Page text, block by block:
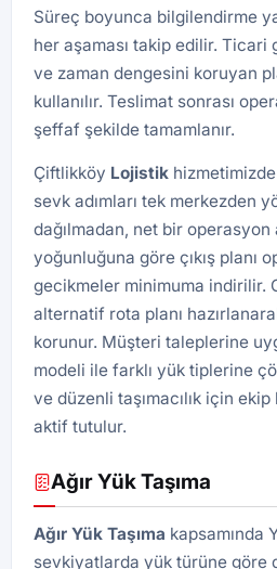
Süreç boyunca bilgilendirme
her aşaması takip edilir.
ve zaman dengesini koruyan
kullanılır. Teslimat sonrası
şeffaf şekilde tamamlanır.
Çiftlikköy Lojistik
sevk adımları tek merkezden
dağılmadan, net bir operasyon
yoğunluğuna göre çıkış planı
gecikmeler minimuma indirilir.
alternatif rota planı
korunur. Müşteri taleplerine
modeli ile farklı yük tiplerine
ve düzenli taşımacılık için
aktif tutulur.
Ağır Yük Taşıma
Ağır Yük Taşıma kapsamında
sevkiyatlarda yük türüne göre